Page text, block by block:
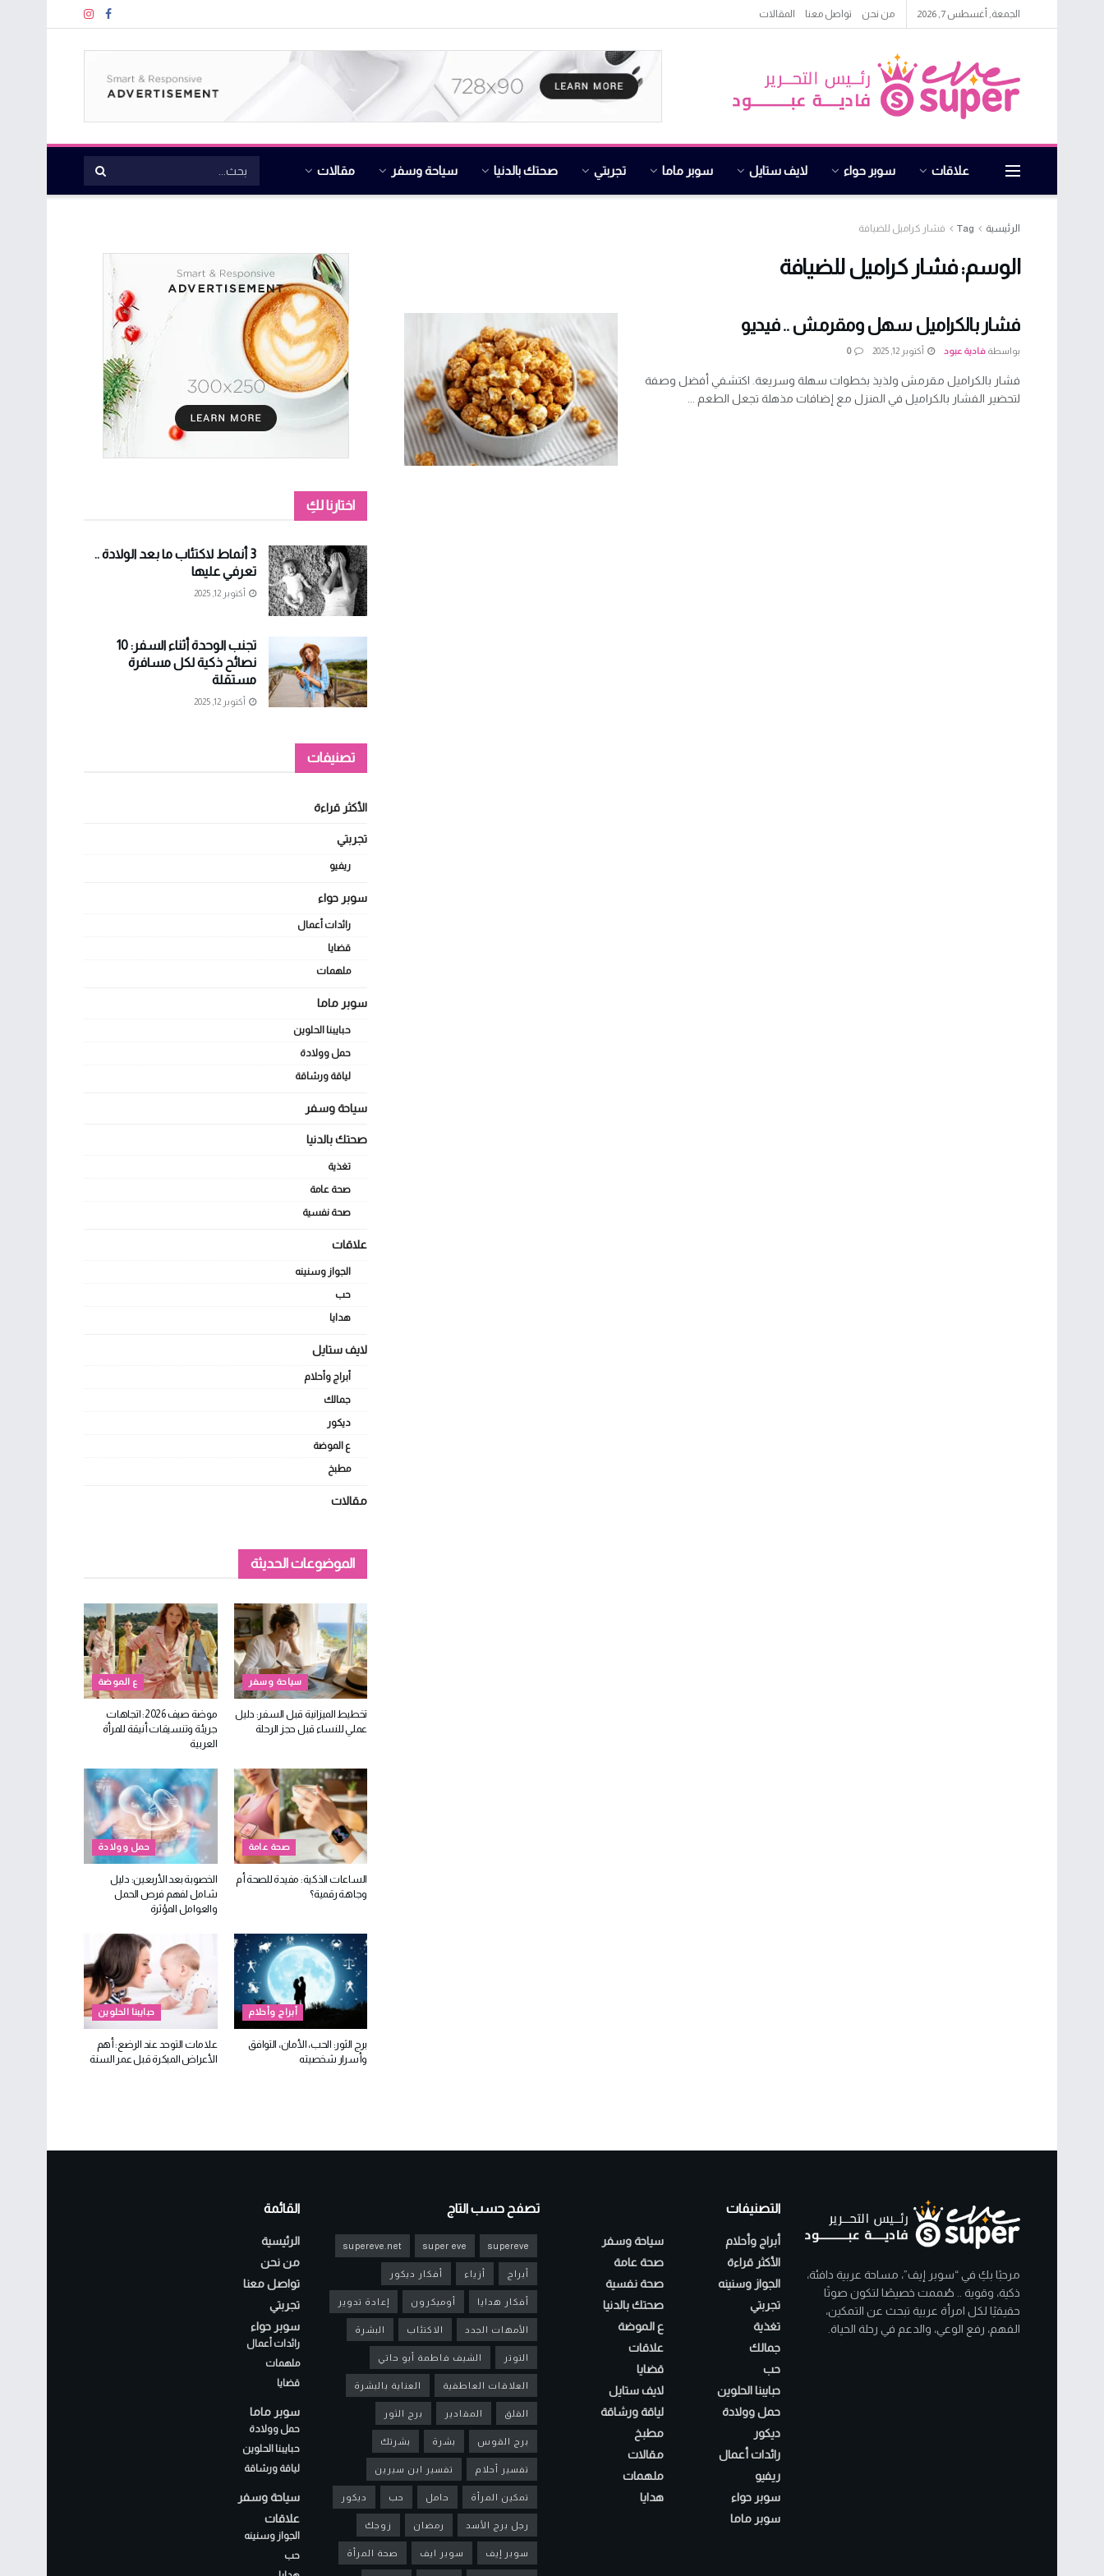
الجمعة, أغسطس 7, 2026 من نحن تواصل معنا المقالات
علاقات سوبر حواء لايف ستايل سوبر ماما تجربتي صحتك بالدنيا سياحة وسفر مقالات
الرئيسية Tag فشار كراميل للضيافة
الوسم:فشار كراميل للضيافة
فشار بالكراميل سهل ومقرمش .. فيديو
بواسطة فادية عبود أكتوبر 12, 2025 0
فشار بالكراميل مقرمش ولذيذ بخطوات سهلة وسريعة. اكتشفي أفضل وصفة
لتحضير الفشار بالكراميل في المنزل مع إضافات مذهلة تجعل الطعم ...
اختارنا لكِ
3 أنماط لاكتئاب ما بعد الولادة ..
تعرفي عليها
أكتوبر 12, 2025
تجنب الوحدة أثناء السفر: 10
نصائح ذكية لكل مسافرة
مستقلة
أكتوبر 12, 2025
تصنيفات
الأكثر قراءة
تجربتي
ريفيو
سوبر حواء
رائدات أعمال
قضايا
ملهمات
سوبر ماما
حبايبنا الحلوين
حمل وولادة
لياقة ورشاقة
سياحة وسفر
صحتك بالدنيا
تغذية
صحة عامة
صحة نفسية
علاقات
الجواز وسنينه
حب
هدايا
لايف ستايل
أبراج وأحلام
جمالك
ديكور
ع الموضة
مطبخ
مقالات
الموضوعات الحديثة
سياحة وسفر
تخطيط الميزانية قبل السفر: دليل
عملي للنساء قبل حجز الرحلة
ع الموضة
موضة صيف 2026: اتجاهات
جريئة وتنسيقات أنيقة للمرأة
العربية
صحة عامة
الساعات الذكية: مفيدة للصحة أم
وجاهة رقمية؟
حمل وولادة
الخصوبة بعد الأربعين: دليل
شامل لفهم فرص الحمل
والعوامل المؤثرة
أبراج وأحلام
برج الثور: الحب، الأمان، التوافق
وأسرار شخصيته
حبايبنا الحلوين
علامات التوحد عند الرضع: أهم
الأعراض المبكرة قبل عمر السنة
مرحبًا بكِ في “سوبر إيف”، مساحة عربية دافئة،
ذكية، وقوية .. صُممت خصيصًا لتكون صوتًا
حقيقيًا لكل امرأة عربية تبحث عن التمكين،
الفهم، رفع الوعي، والدعم في رحلة الحياة.
التصنيفات
أبراج وأحلام
الأكثر قراءة
الجواز وسنينه
تجربتي
تغذية
جمالك
حب
حبايبنا الحلوين
حمل وولادة
ديكور
رائدات أعمال
ريفيو
سوبر حواء
سوبر ماما
سياحة وسفر
صحة عامة
صحة نفسية
صحتك بالدنيا
ع الموضة
علاقات
قضايا
لايف ستايل
لياقة ورشاقة
مطبخ
مقالات
ملهمات
هدايا
تصفح حسب التاج
supereve
super eve
supereve.net
أبراج أزياء أفكار ديكور
أفكار هدايا أوميكرون إعادة تدوير
الأمهات الجدد الاكتئاب البشرة
التوتر الشيف فاطمة أبو حاتي
العلاقات العاطفية العناية بالبشرة
القلق المقادير برج الثور
برج القوس بشرة بشرتك
تفسير أحلام تفسير ابن سيرين
تمكين المرأة حامل حب ديكور
رجل برج الأسد رمضان زوجك
سوبر إيف سوبر ايف صحة المرأة
القائمة
الرئيسية
من نحن
تواصل معنا
تجربتي
سوبر حواء
رائدات أعمال
ملهمات
قضايا
سوبر ماما
حمل وولادة
حبايبنا الحلوين
لياقة ورشاقة
سياحة وسفر
علاقات
الجواز وسنينه
حب